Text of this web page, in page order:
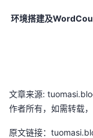
环境搭建及
文章来源:
作者所有，如需转载，
原文链接：